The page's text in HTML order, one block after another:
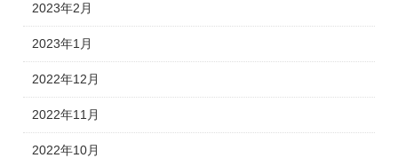
2023年2月
2023年1月
2022年12月
2022年11月
2022年10月